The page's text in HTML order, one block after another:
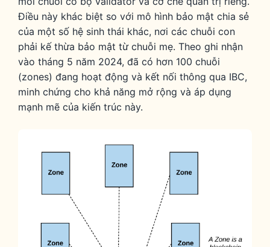
Điều này khác biệt so với mô hình bảo mật chia sẻ
của một số hệ sinh thái khác, nơi các chuỗi con
phải kế thừa bảo mật từ chuỗi mẹ. Theo ghi nhận
vào tháng 5 năm 2024, đã có hơn 100 chuỗi
(zones) đang hoạt động và kết nối thông qua IBC,
minh chứng cho khả năng mở rộng và áp dụng
mạnh mẽ của kiến trúc này.